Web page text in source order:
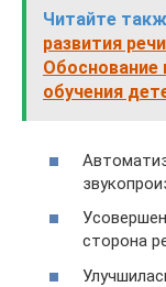
Читайте
развития
Обоснование
обучения
сторона